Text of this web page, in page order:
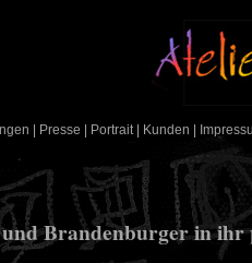
Presse Portrait| Kunden
Brandenburger in ihr